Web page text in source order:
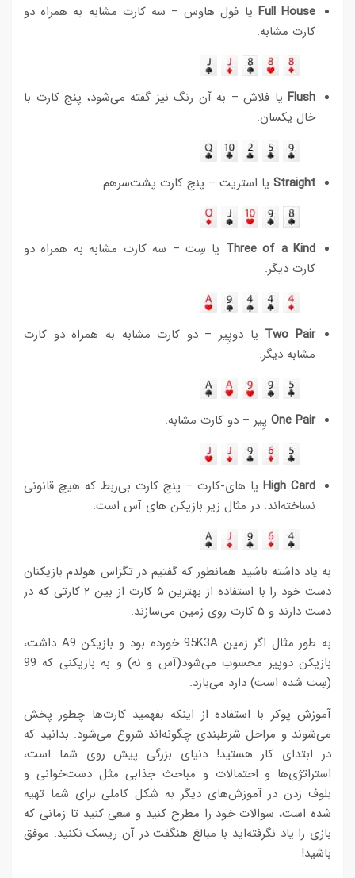
Full House یا فول هاوس – سه کارت مشابه به همراه دو
کارت مشابه.
Flush یا فلاش – به آن رنگ نیز گفته می‌شود، پنج کارت با
خال یکسان.
Straight یا استریت – پنج کارت پشت‌سرهم.
Three of a Kind یا سِت – سه کارت مشابه به همراه دو
کارت دیگر.
Two Pair یا دوپِیر – دو کارت مشابه به همراه دو کارت
مشابه دیگر.
One Pair پِیر – دو کارت مشابه.
High Card یا های-کارت – پنج کارت بی‌ربط که هیچ قانونی
نساخته‌اند. در مثال زیر بازیکن های آس است.
به یاد داشته باشید همانطور که گفتیم در تگزاس هولدم بازیکنان
دست خود را با استفاده از بهترین ۵ کارت از بین ۲ کارتی که در
دست دارند و ۵ کارت روی زمین می‌سازند.
به طور مثال اگر زمین 95K3A خورده بود و بازیکن A9 داشت،
بازیکن دوپیر محسوب می‌شود(آس و نه)‌ و به بازیکنی که 99
(سِت شده است) دارد می‌بازد.
آموزش پوکر با استفاده از اینکه بفهمید کارت‌ها چطور پخش
می‌شوند و مراحل شرطبندی چگونه‌اند شروع می‌شود. بدانید که
در ابتدای کار هستید!‌ دنیای بزرگی پیش روی شما است،
استراتژی‌ها و احتمالات و مباحث جذابی مثل دست‌خوانی و
بلوف زدن در آموزش‌های دیگر به شکل کاملی برای شما تهیه
شده است، سوالات خود را مطرح کنید و سعی کنید تا زمانی که
بازی را یاد نگرفته‌اید با مبالغ هنگفت در آن ریسک نکنید. موفق
باشید!